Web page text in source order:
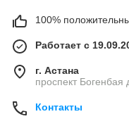
100%
Работает с
г. Астана
проспект
Контакты